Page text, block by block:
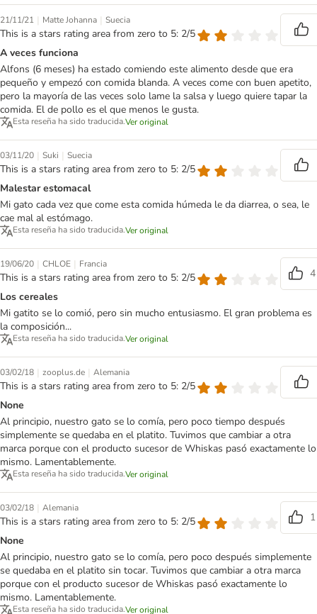
21/11/21 | Matte Johanna | Suecia
This is a stars rating area from zero to 5: 2/5
A veces funciona
Alfons (6 meses) ha estado comiendo este alimento desde que era
pequeño y empezó con comida blanda. A veces come con buen apetito,
pero la mayoría de las veces solo lame la salsa y luego quiere tapar la
comida. El de pollo es el que menos le gusta.
Esta reseña ha sido traducida.Ver original
03/11/20 | Suki | Suecia
This is a stars rating area from zero to 5: 2/5
Malestar estomacal
Mi gato cada vez que come esta comida húmeda le da diarrea, o sea, le
cae mal al estómago.
Esta reseña ha sido traducida.Ver original
19/06/20 | CHLOE | Francia
This is a stars rating area from zero to 5: 2/5
4
Los cereales
Mi gatito se lo comió, pero sin mucho entusiasmo. El gran problema es
la composición...
Esta reseña ha sido traducida.Ver original
03/02/18 | zooplus.de | Alemania
This is a stars rating area from zero to 5: 2/5
None
Al principio, nuestro gato se lo comía, pero poco tiempo después
simplemente se quedaba en el platito. Tuvimos que cambiar a otra
marca porque con el producto sucesor de Whiskas pasó exactamente lo
mismo. Lamentablemente.
Esta reseña ha sido traducida.Ver original
03/02/18 | Alemania
This is a stars rating area from zero to 5: 2/5
1
None
Al principio, nuestro gato se lo comía, pero poco después simplemente
se quedaba en el platito sin tocar. Tuvimos que cambiar a otra marca
porque con el producto sucesor de Whiskas pasó exactamente lo
mismo. Lamentablemente.
Esta reseña ha sido traducida.Ver original